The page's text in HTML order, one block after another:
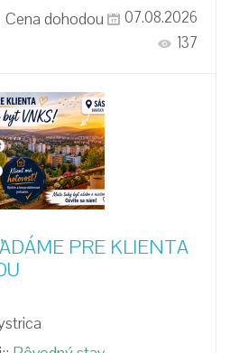
Cena dohodou
07.08.2026
137
PRE KLIENTA